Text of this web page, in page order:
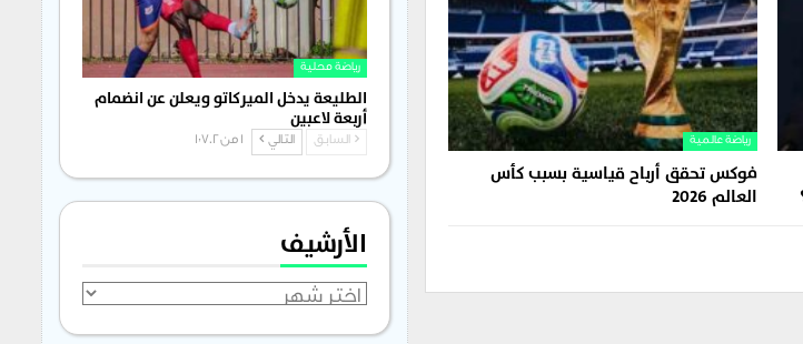
رياضة عالمية
فوكس تحقق أرباح قياسية بسبب كأس
العالم 2026
رياضة محلية
الطليعة يدخل الميركاتو ويعلن عن انضمام
أربعة لاعبين
السابق التالي 1 من 1٬702
الأرشيف
الأرشيف